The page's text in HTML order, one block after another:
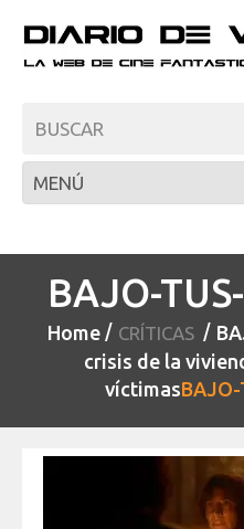
BAJO-
Home CRÍTICAS
crisis de la
víctimas